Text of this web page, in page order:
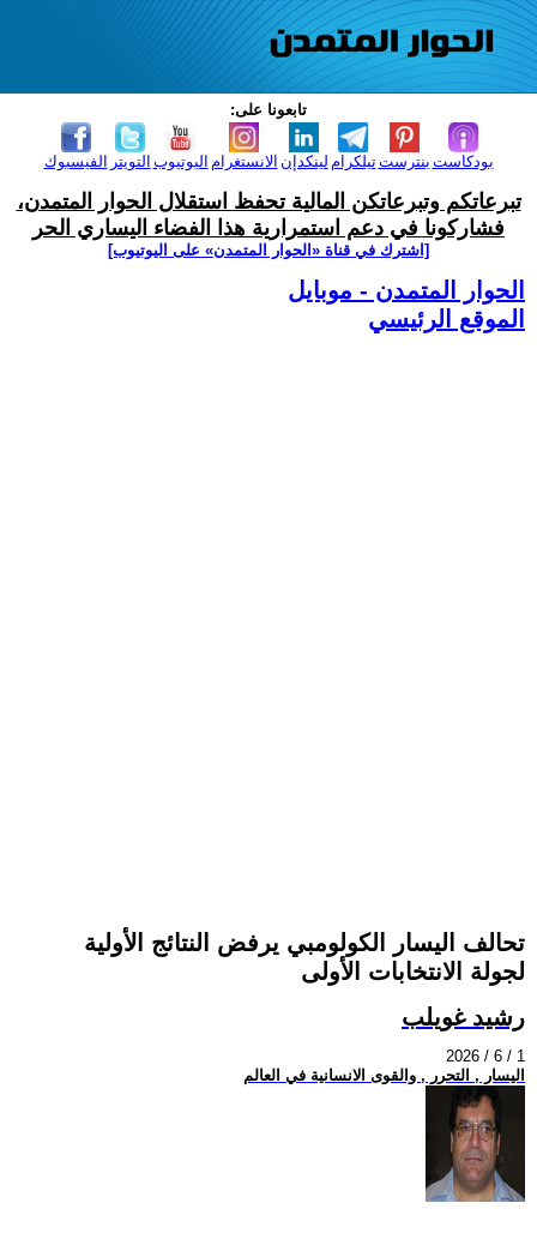
تابعونا على:
الفيسبوك التويتر اليوتيوب الانستغرام لينكدإن تيلكرامبنترست بودكاست
تبرعاتكم وتبرعاتكن المالية تحفظ استقلال الحوار المتمدن،
فشاركونا في دعم استمرارية هذا الفضاء اليساري الحر
[اشترك في قناة ‫«الحوار المتمدن» على اليوتيوب]
الحوار المتمدن - موبايل
الموقع الرئيسي
تحالف اليسار الكولومبي يرفض النتائج الأولية
لجولة الانتخابات الأولى
رشيد غويلب
2026 / 6 / 1
اليسار , التحرر , والقوى الانسانية في العالم